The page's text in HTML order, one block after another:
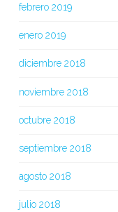
febrero 2019
enero 2019
diciembre 2018
noviembre 2018
octubre 2018
septiembre 2018
agosto 2018
julio 2018